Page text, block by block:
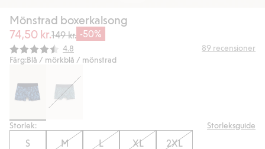
Mönstrad boxerkalsong
74,50 kr.149 kr. -50%
Snittbetyg:
4.8 89 recensioner
Färg:Blå / mörkblå / mönstrad
Storlek: Storleksguide
S M L XL 2XL